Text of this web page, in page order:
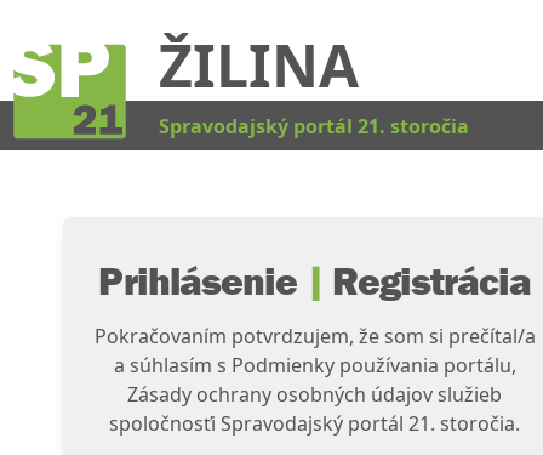
ŽILINA
Spravodajský portál 21. storočia
Prihlásenie | Registrácia
Pokračovaním potvrdzujem, že som si prečítal/a
a súhlasím s Podmienky používania portálu,
Zásady ochrany osobných údajov služieb
spoločnosťi Spravodajský portál 21. storočia.